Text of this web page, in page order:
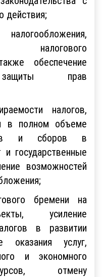
действия;
налогового
обеспечение
защиты прав
налогов,
в полном объеме
и сборов в
государственные
возможностей
бремени на
усиление
в развитии
оказания услуг,
и экономного
отмену